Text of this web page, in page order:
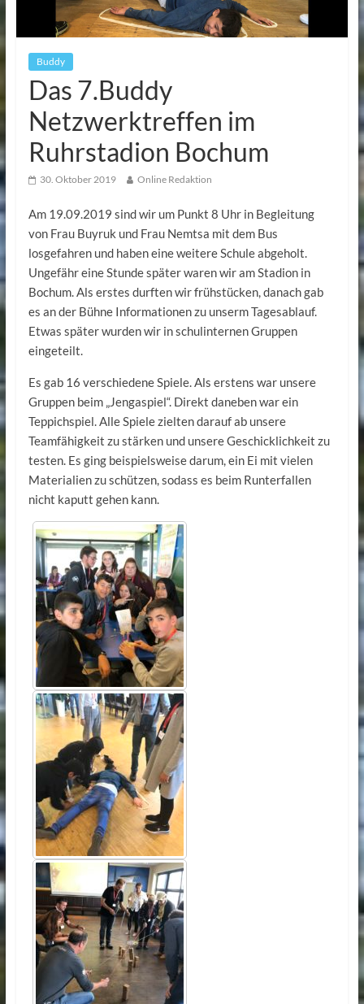
Buddy
Das 7.Buddy
Netzwerktreffen im
Ruhrstadion Bochum
30. Oktober 2019 Online Redaktion
Am 19.09.2019 sind wir um Punkt 8 Uhr in Begleitung
von Frau Buyruk und Frau Nemtsa mit dem Bus
losgefahren und haben eine weitere Schule abgeholt.
Ungefähr eine Stunde später waren wir am Stadion in
Bochum. Als erstes durften wir frühstücken, danach gab
es an der Bühne Informationen zu unserm Tagesablauf.
Etwas später wurden wir in schulinternen Gruppen
eingeteilt.
Es gab 16 verschiedene Spiele. Als erstens war unsere
Gruppen beim „Jengaspiel“. Direkt daneben war ein
Teppichspiel. Alle Spiele zielten darauf ab unsere
Teamfähigkeit zu stärken und unsere Geschicklichkeit zu
testen. Es ging beispielsweise darum, ein Ei mit vielen
Materialien zu schützen, sodass es beim Runterfallen
nicht kaputt gehen kann.